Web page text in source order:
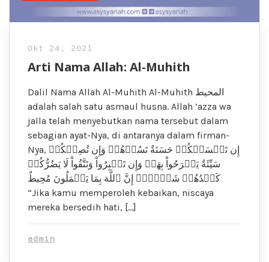
Okt 24, 2021
Arti Nama Allah: Al-Muhith
Dalil Nama Allah Al-Muhith Al-Muhith المحيط
adalah salah satu asmaul husna. Allah ‘azza wa
jalla telah menyebutkan nama tersebut dalam
sebagian ayat-Nya, di antaranya dalam firman-
Nya, إِن تَمۡسَسۡكُمۡ حَسَنَةٌ تَسُؤۡهُمۡ وَإِن تُصِبۡكُمۡ
سَيِّئَةٌ يَفۡرَحُواْ بِهَاۖ وَإِن تَصۡبِرُواْ وَتَتَّقُواْ لَا يَضُرُّكُمۡ
كَيۡدُهُمۡ شَيۡ‍ًٔاۗ إِنَّ ٱللَّهَ بِمَا يَعۡمَلُونَ مُحِيطٌ
“Jika kamu memperoleh kebaikan, niscaya
mereka bersedih hati, […]
admin